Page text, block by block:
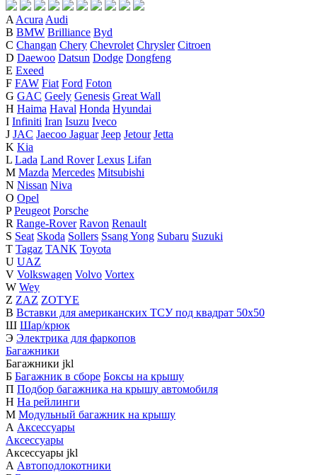
A Acura Audi
B BMW Brilliance Byd
C Changan Chery Chevrolet Chrysler Citroen
D Daewoo Datsun Dodge Dongfeng
E Exeed
F FAW Fiat Ford Foton
G GAC Geely Genesis Great Wall
H Haima Haval Honda Hyundai
I Infiniti Iran Isuzu Iveco
J JAC Jaecoo Jaguar Jeep Jetour Jetta
K Kia
L Lada Land Rover Lexus Lifan
M Mazda Mercedes Mitsubishi
N Nissan Niva
O Opel
P Peugeot Porsche
R Range-Rover Ravon Renault
S Seat Skoda Sollers Ssang Yong Subaru Suzuki
T Tagaz TANK Toyota
U UAZ
V Volkswagen Volvo Vortex
W Wey
Z ZAZ ZOTYE
В Вставки для американских ТСУ под квадрат 50х50
Ш Шар/крюк
Э Электрика для фаркопов
Багажники
Багажники jkl
Б Багажник в сборе Боксы на крышу
П Подбор багажника на крышу автомобиля
Н На рейлинги
М Модульный багажник на крышу
А Аксессуары
Аксессуары
Аксессуары jkl
А Автоподлокотники